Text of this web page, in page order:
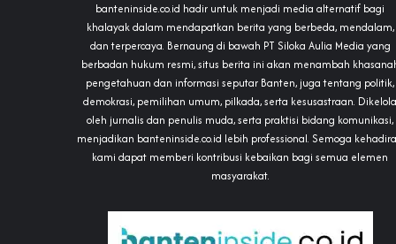
banteninside.co.id hadir untuk menjadi media alternatif bagi
khalayak dalam mendapatkan berita yang berbeda, mendalam,
dan terpercaya. Bernaung di bawah PT Siloka Aulia Media yang
berbadan hukum resmi, situs berita ini akan menambah
pengetahuan dan informasi seputar Banten, juga tentang politik,
demokrasi, pemilihan umum, pilkada, serta kesusastraan.
oleh jurnalis dan penulis muda, serta praktisi bidang komunikasi,
menjadikan banteninside.co.id lebih professional. Semoga
kami dapat memberi kontribusi kebaikan bagi semua elemen
masyarakat.